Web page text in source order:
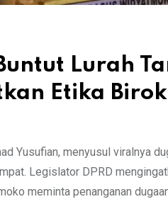
Lurah
Etika
Yusufian, menyusul viralnya
Legislator DPRD
meminta penanganan